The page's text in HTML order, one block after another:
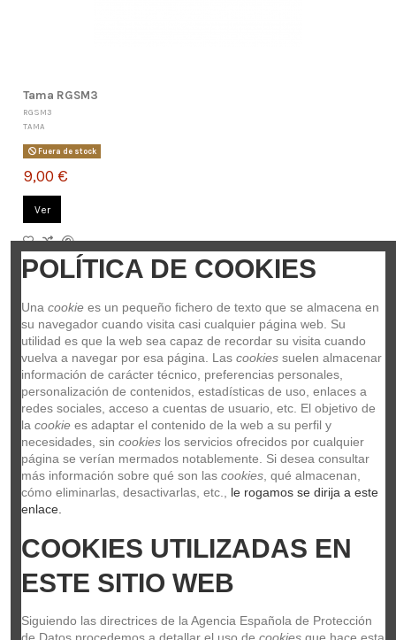
Tama RGSM3
RGSM3
TAMA
Fuera de stock
9,00 €
Ver
CBA56
33,00 €
POLÍTICA DE COOKIES
Una cookie es un pequeño fichero de texto que se almacena en
su navegador cuando visita casi cualquier página web. Su
utilidad es que la web sea capaz de recordar su visita cuando
vuelva a navegar por esa página. Las cookies suelen almacenar
información de carácter técnico, preferencias personales,
personalización de contenidos, estadísticas de uso, enlaces a
redes sociales, acceso a cuentas de usuario, etc. El objetivo de
la cookie es adaptar el contenido de la web a su perfil y
necesidades, sin cookies los servicios ofrecidos por cualquier
página se verían mermados notablemente. Si desea consultar
más información sobre qué son las cookies , qué almacenan,
cómo eliminarlas, desactivarlas, etc.,
le rogamos se dirija a este
enlace.
COOKIES UTILIZADAS EN
ESTE SITIO WEB
Siguiendo las directrices de la Agencia Española de Protección